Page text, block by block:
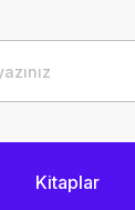
Kitaplar